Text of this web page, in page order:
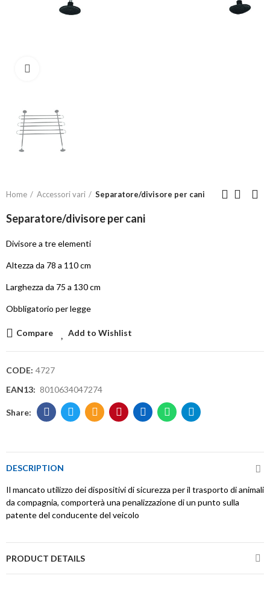
Home Accessori vari Separatore/divisore per cani
Separatore/divisore per cani
Divisore a tre elementi
Altezza da 78 a 110 cm
Larghezza da 75 a 130 cm
Obbligatorio per legge
Compare Add to Wishlist
CODE: 4727
EAN13: 8010634047274
DESCRIPTION
Il mancato utilizzo dei dispositivi di sicurezza per il trasporto di animali
da compagnia, comporterà una penalizzazione di un punto sulla
patente del conducente del veicolo
PRODUCT DETAILS